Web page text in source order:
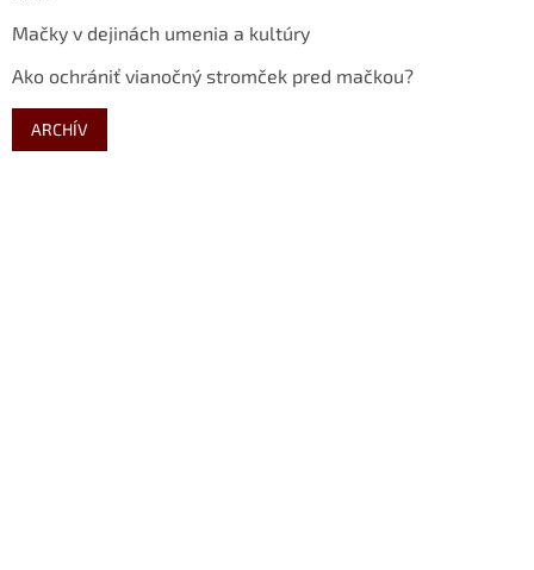
Mačky v dejinách umenia a kultúry
Ako ochrániť vianočný stromček pred mačkou?
ARCHÍV